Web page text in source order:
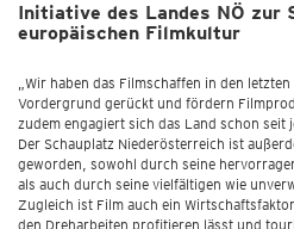
Initiative des Landes NÖ zur
europäischen Filmkultur
„Wir haben das Filmschaffen in den
Vordergrund gerückt und fördern
zudem engagiert sich das Land schon
Der Schauplatz Niederösterreich ist
geworden, sowohl durch seine
als auch durch seine vielfältigen wie
Zugleich ist Film auch ein
den Dreharbeiten profitieren lässt und